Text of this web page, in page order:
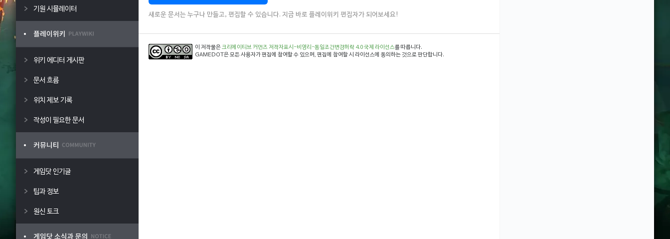
기원 시뮬레이터
위키 에디터 게시판
문서 흐름
위치 제보 기록
작성이 필요한 문서
게임닷 인기글
팁과 정보
원신 토크
새로운 문서는 누구나 만들고, 편집할 수 있습니다. 지금 바로 플레이위키 편집자가 되어보세요!
이 저작물은크리에이티브 커먼즈 저작자표시-비영리-동일조건변경허락 4.0 국제 라이선스를 따릅니다.
GAMEDOT은 모든 사용자가 편집에 참여할 수 있으며, 편집에 참여할 시 라이선스에 동의하는 것으로 판단합니다.